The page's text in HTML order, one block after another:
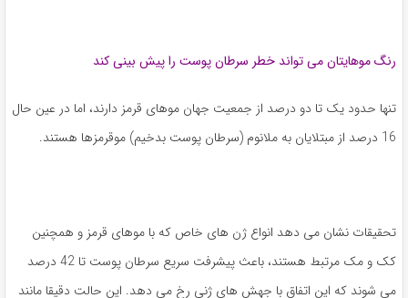
رنگ موهایتان می تواند خطر سرطان پوست را پیش بینی کند
تنها حدود یک تا دو درصد از جمعیت جهان موهای قرمز دارند، اما در عین حال
16 درصد از مبتلایان به ملانوم (سرطان پوست بدخیم) موقرمزها هستند.
تحقیقات نشان می دهد انواع ژن های خاص که با موهای قرمز و همچنین
کک و مک مرتبط هستند، باعث پیشرفت سریع سرطان پوست تا 42 درصد
می شوند که این اتفاق با جهش های ژنی رخ می دهد. این حالت دقیقا مانند